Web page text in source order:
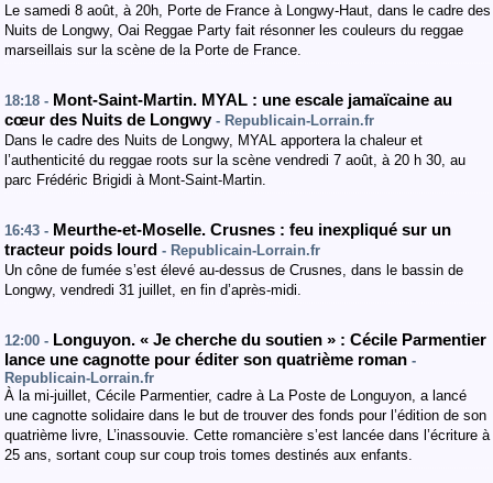
Le samedi 8 août, à 20h, Porte de France à Longwy-Haut, dans le cadre des
Nuits de Longwy, Oai Reggae Party fait résonner les couleurs du reggae
marseillais sur la scène de la Porte de France.
18:18 - Mont-Saint-Martin. MYAL : une escale jamaïcaine au
cœur des Nuits de Longwy - Republicain-Lorrain.fr
Dans le cadre des Nuits de Longwy, MYAL apportera la chaleur et
l’authenticité du reggae roots sur la scène vendredi 7 août, à 20 h 30, au
parc Frédéric Brigidi à Mont-Saint-Martin.
16:43 - Meurthe-et-Moselle. Crusnes : feu inexpliqué sur un
tracteur poids lourd - Republicain-Lorrain.fr
Un cône de fumée s’est élevé au-dessus de Crusnes, dans le bassin de
Longwy, vendredi 31 juillet, en fin d’après-midi.
12:00 - Longuyon. « Je cherche du soutien » : Cécile Parmentier
lance une cagnotte pour éditer son quatrième roman -
Republicain-Lorrain.fr
À la mi-juillet, Cécile Parmentier, cadre à La Poste de Longuyon, a lancé
une cagnotte solidaire dans le but de trouver des fonds pour l’édition de son
quatrième livre, L’inassouvie. Cette romancière s’est lancée dans l’écriture à
25 ans, sortant coup sur coup trois tomes destinés aux enfants.